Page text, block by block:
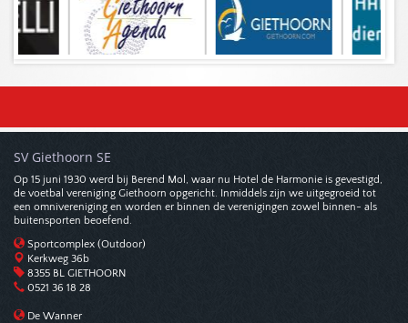
SV Giethoorn SE
Op 15 juni 1930 werd bij Berend Mol, waar nu Hotel de Harmonie is gevestigd,
de voetbal vereniging Giethoorn opgericht. Inmiddels zijn we uitgegroeid tot
een omnivereniging en worden er binnen de verenigingen zowel binnen- als
buitensporten beoefend.
Sportcomplex (Outdoor)
Kerkweg 36b
8355 BL GIETHOORN
0521 36 18 28
De Wanner